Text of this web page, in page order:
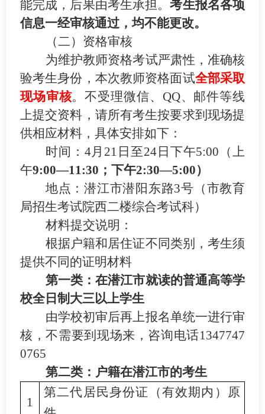
能完成，后果由考生承担。考生报名各项
信息一经审核通过，均不能更改。
（二）资格审核
为维护教师资格考试严肃性，准确核
验考生身份，本次教师资格面试全部采取
现场审核。不受理微信、QQ、邮件等线
上提交资料，请所有考生按要求到现场提
供相应材料，具体安排如下：
时间： 4月21日至24日下午5:00 （上
午9:00—11:30 ； 下午2:30—5:00）
地点：潜江市潜阳东路3号（市教育
局招生考试院西二楼综合考试科）
材料提交说明：
根据户籍和居住证不同类别，考生须
提供不同的证明材料
第一类：在潜江市就读的普通高等学
校全日制大三以上学生
由学校初审后再上报名单统一进行审
核，不需要到现场来，咨询电话1347747
0765
第二类：户籍在潜江市的考生
1
第二代居民身份证（有效期内）原